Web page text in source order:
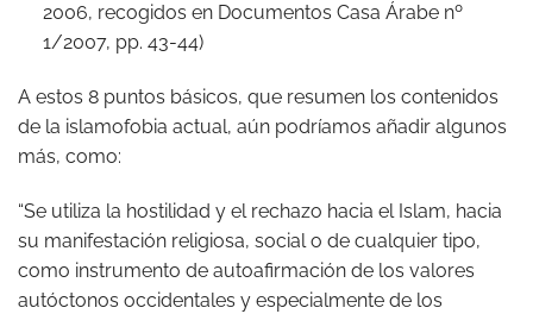
2006, recogidos en Documentos Casa Árabe nº
1/2007, pp. 43-44)
A estos 8 puntos básicos, que resumen los contenidos
de la islamofobia actual, aún podríamos añadir algunos
más, como:
“Se utiliza la hostilidad y el rechazo hacia el Islam, hacia
su manifestación religiosa, social o de cualquier tipo,
como instrumento de autoafirmación de los valores
autóctonos occidentales y especialmente de los